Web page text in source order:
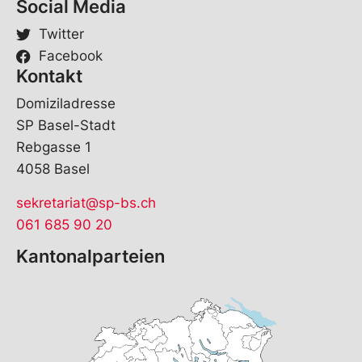
Social Media
Twitter
Facebook
Kontakt
Domiziladresse
SP Basel-Stadt
Rebgasse 1
4058 Basel
sekretariat@sp-bs.ch
061 685 90 20
Kantonalparteien